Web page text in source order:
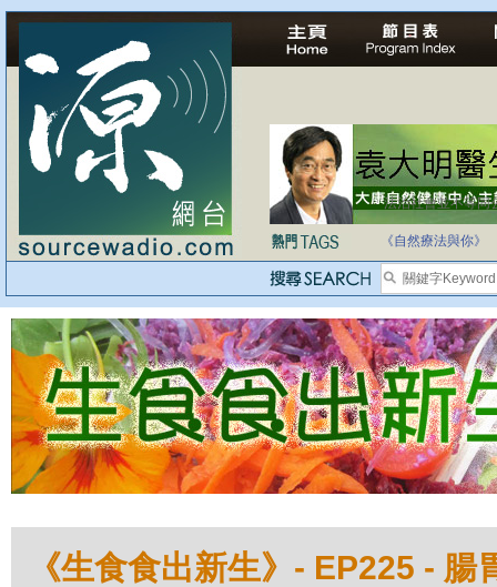
法治社會並不等同
自家教育合法化-
《自然療法與你》
《生食食出新生》- EP225 - 腸